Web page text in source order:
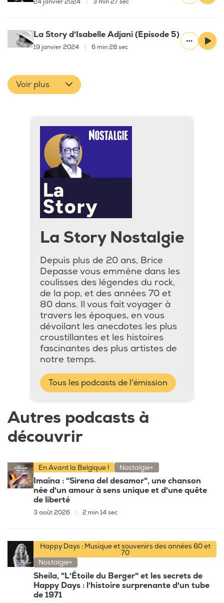
24 janvier 2024 3 min 27 sec
La Story d'Isabelle Adjani (Episode 5)
19 janvier 2024 6 min 28 sec
Voir plus
La Story Nostalgie
Depuis plus de 20 ans, Brice
Depasse vous emmène dans les
coulisses des légendes du rock,
de la pop, et des années 70 et
80 dans. Il vous fait voyager à
travers les époques, en vous
dévoilant les anecdotes les plus
croustillantes et les histoires
fascinantes des plus artistes de
notre temps.
Tous les podcasts de l'émission
Autres podcasts à
découvrir
En Avant la Belgique ! Nostalgie+
Imaïna : "Sirena del desamor", une chanson
née d'un amour à sens unique et d'une quête
de liberté
3 août 2026 2 min 14 sec
Happy Days : Musique et souvenirs des années 60 et
70
Nostalgie+
Sheila, "L'Étoile du Berger" et les secrets de
Happy Days : l'histoire surprenante d'un tube
de 1971